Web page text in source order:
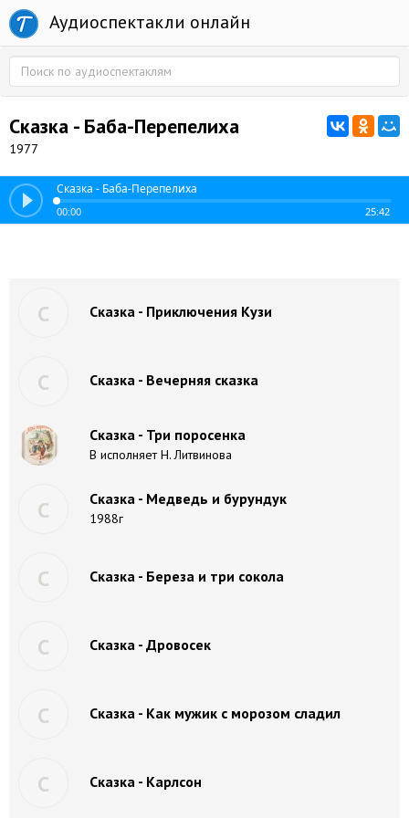
Аудиоспектакли онлайн
Сказка - Баба-Перепелиха
1977
Сказка - Баба-Перепелиха
00:00 25:42
С Сказка - Приключения Кузи
С Сказка - Вечерняя сказка
Сказка - Три поросенка
В исполняет Н. Литвинова
С Сказка - Медведь и бурундук
1988г
С Сказка - Береза и три сокола
С Сказка - Дровосек
С Сказка - Как мужик с морозом сладил
С Сказка - Карлсон